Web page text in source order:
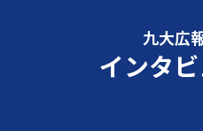
九大広
インタ